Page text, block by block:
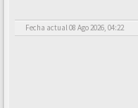
Fecha actual 08 Ago 2026, 04:22